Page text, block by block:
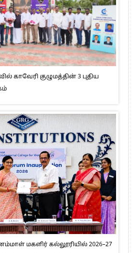
காவேரி குழுமத்தின் 3 புதிய
மகளிர் கல்லூரியில் 2026–27